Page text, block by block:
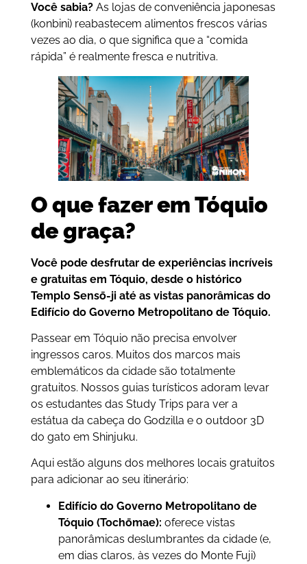
Você sabia? As lojas de conveniência japonesas
(konbini) reabastecem alimentos frescos várias
vezes ao dia, o que significa que a “comida
rápida” é realmente fresca e nutritiva.
O que fazer em Tóquio
de graça?
Você pode desfrutar de experiências incríveis
e gratuitas em Tóquio, desde o histórico
Templo Sensō-ji até as vistas panorâmicas do
Edifício do Governo Metropolitano de Tóquio.
Passear em Tóquio não precisa envolver
ingressos caros. Muitos dos marcos mais
emblemáticos da cidade são totalmente
gratuitos. Nossos guias turísticos adoram levar
os estudantes das Study Trips para ver a
estátua da cabeça do Godzilla e o outdoor 3D
do gato em Shinjuku.
Aqui estão alguns dos melhores locais gratuitos
para adicionar ao seu itinerário:
Edifício do Governo Metropolitano de
Tóquio (Tochōmae): oferece vistas
panorâmicas deslumbrantes da cidade (e,
em dias claros, às vezes do Monte Fuji)